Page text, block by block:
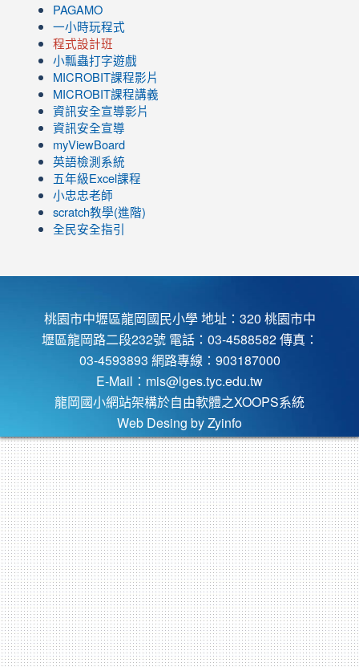
PAGAMO
一小時玩程式
程式設計班
小瓢蟲打字遊戲
link
to
https://www.youtube.com/channel/UC8LghzcV5-
ZBGmXwlbUndNA/videos?
view=0&sort=dd&shelf_id=0
MICROBIT課程影片
link
to
https://www.youtube.com/channel/UC8LghzcV5-
ZBGmXwlbUndNA/videos?
view=0&sort=dd&shelf_id=0
MICROBIT課程講義
資訊安全宣導影片
資訊安全宣導
myViewBoard
英語檢測系統
五年級Excel課程
小忠忠老師
scratch教學(進階)
全民安全指引
桃園市中壢區龍岡國民小學 地址：320 桃園市中
壢區龍岡路二段232號 電話：03-4588582 傳真：
03-4593893 網路專線：903187000
E-Mail： mis@lges.tyc.edu.tw
龍岡國小網站架構於自由軟體之XOOPS系統
Web Desing by Zyinfo